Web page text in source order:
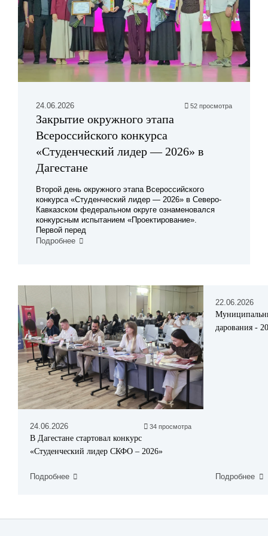
24.06.2026 52 просмотра
Закрытие окружного этапа
Всероссийского конкурса
«Студенческий лидер — 2026» в
Дагестане
Второй день окружного этапа Всероссийского
конкурса «Студенческий лидер — 2026» в Северо-
Кавказском федеральном округе ознаменовался
конкурсным испытанием «Проектирование».
Первой перед
Подробнее
24.06.2026 34 просмотра
В Дагестане стартовал конкурс
«Студенческий лидер СКФО – 2026»
Подробнее
22.06.2026
дарования -
Подробнее